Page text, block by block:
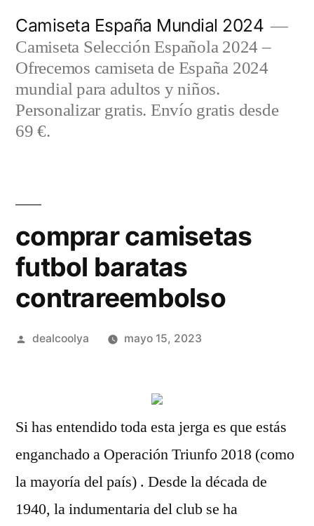
contenido
Camiseta España Mundial 2024
Camiseta Selección Española 2024 –
Ofrecemos camiseta de España 2024
mundial para adultos y niños.
Personalizar gratis. Envío gratis desde
69 €.
comprar camisetas
futbol baratas
contrareembolso
Publicado
dealcoolya mayo 15, 2023
Si has entendido toda esta jerga es que estás
enganchado a Operación Triunfo 2018 (como
la mayoría del país) . Desde la década de
1940, la indumentaria del club se ha